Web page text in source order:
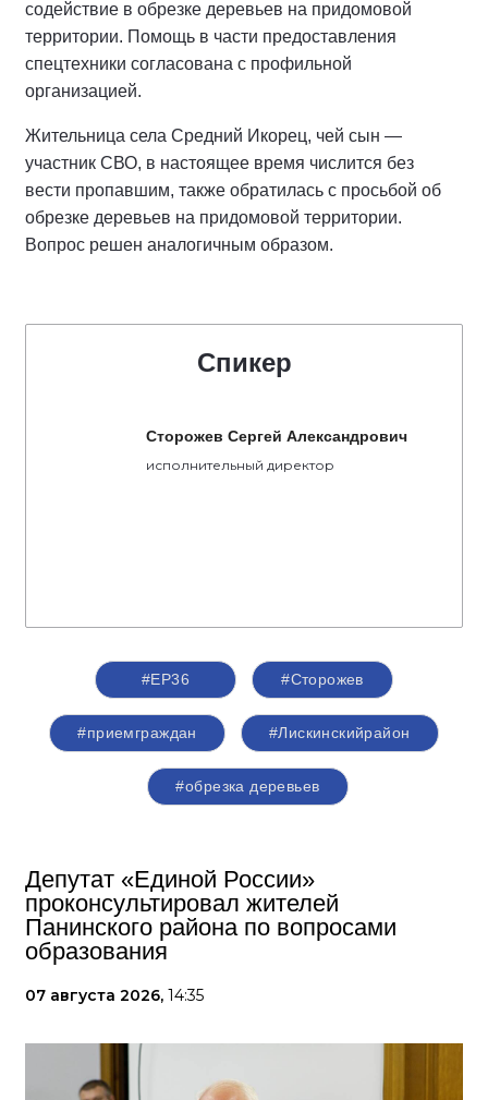
содействие в обрезке деревьев на придомовой
территории. Помощь в части предоставления
спецтехники согласована с профильной
организацией.
Жительница села Средний Икорец, чей сын —
участник СВО, в настоящее время числится без
вести пропавшим, также обратилась с просьбой об
обрезке деревьев на придомовой территории.
Вопрос решен аналогичным образом.
Спикер
Сторожев Сергей Александрович
исполнительный директор
#ЕР36 #Сторожев
#приемграждан #Лискинскийрайон
#обрезка деревьев
Депутат «Единой России»
проконсультировал жителей
Панинского района по вопросами
образования
07 августа 2026, 14:35